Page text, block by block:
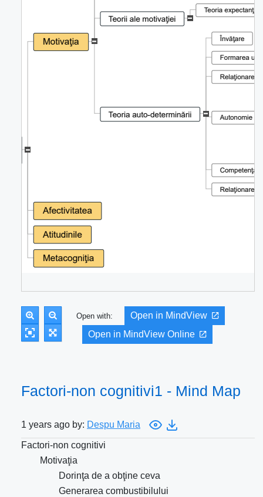
Open with:
Open in MindView
Open in MindView Online
Factori-non cognitivi1 - Mind Map
1 years ago by: Despu Maria
Factori-non cognitivi
Motivaţia
Dorinţa de a obţine ceva
Generarea combustibilului